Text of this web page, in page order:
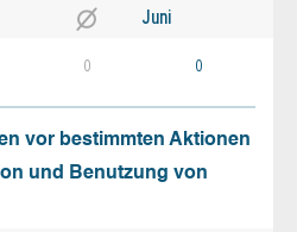
Juni
0 0
vor bestimmten Aktionen
und Benutzung von